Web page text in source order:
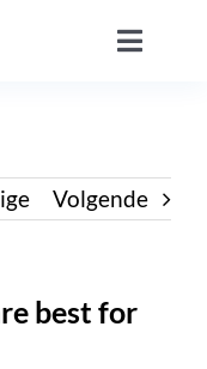
Toggle
Volgende
best for